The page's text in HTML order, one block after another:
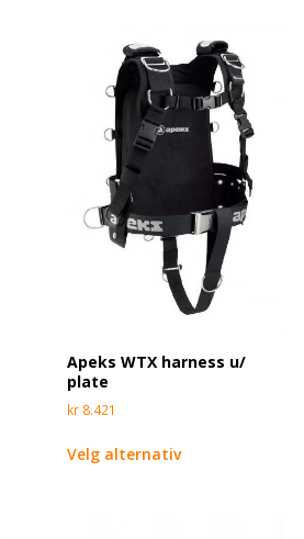
Apeks WTX harness u/
plate
kr 8.421
Velg alternativ